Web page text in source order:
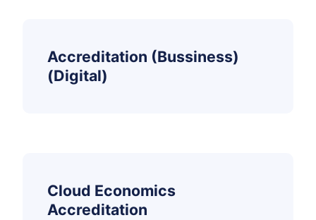
Accreditation (Bussiness)
(Digital)
Cloud Economics
Accreditation